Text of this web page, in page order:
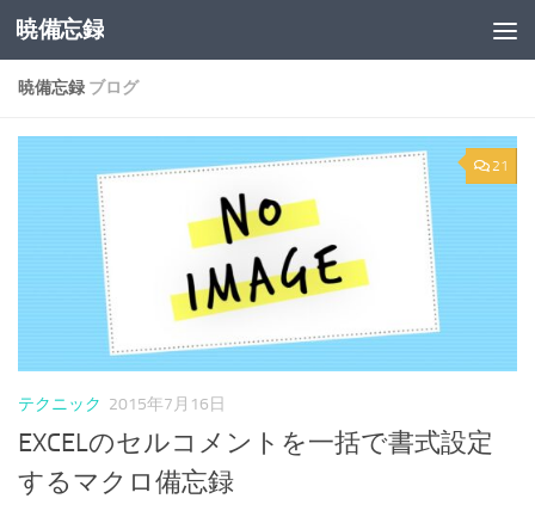
コンテンツへスキップ
暁備忘録
暁備忘録 ブログ
21
テクニック 2015年7月16日
EXCELのセルコメントを一括で書式設定
するマクロ備忘録